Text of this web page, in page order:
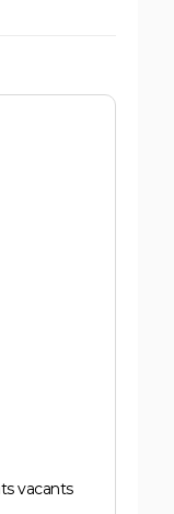
vacants